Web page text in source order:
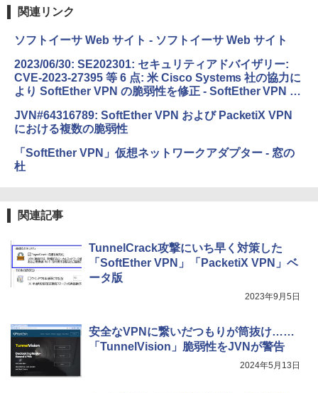
FM TOWNS ハイパー・カタログ: 本体ハ
ードウェア・市販ソフトウェアのパーフ
ェクトリストと最新エミュレータ紹介
￥1,600
Amazon Kindle Colorsoft | 16GBストレ
ージ、防水、7インチカラーディスプレ
イ、色調調節ライト、最大8週間持続バッ
テリー、広告無し、ブラック (2025年発
￥31,980
￥115,980
関連リンク
ソフトイーサ Web サイト - ソフトイーサ Web サイト
2023/06/30: SE202301: セキュリティアドバイザリー:
CVE-2023-27395 等 6 点: 米 Cisco Systems 社の協力に
より SoftEther VPN の脆弱性を修正 - SoftEther VPN プ
JVN#64316789: SoftEther VPN および PacketiX VPN
における複数の脆弱性
「SoftEther VPN」仮想ネットワークアダプター - 窓の
杜
関連記事
TunnelCrack攻撃にいち早く対策した
「SoftEther VPN」「PacketiX VPN」ベ
ータ版
2023年9月5日
安全なVPNに繋いだつもりが筒抜け……
「TunnelVision」脆弱性をJVNが警告
2024年5月13日